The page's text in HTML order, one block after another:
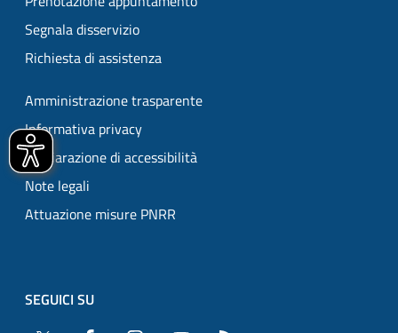
Segnala disservizio
Richiesta di assistenza
Amministrazione trasparente
Informativa privacy
Dichiarazione di accessibilità
Note legali
Attuazione misure PNRR
SEGUICI SU